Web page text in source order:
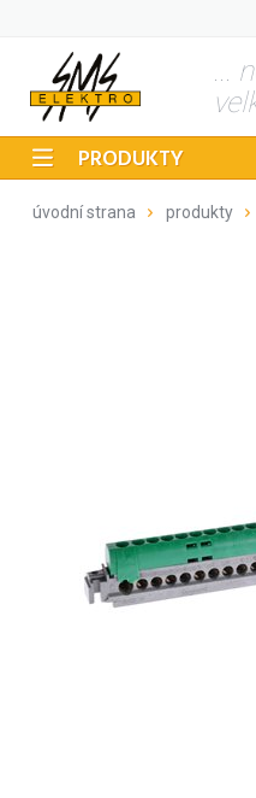
...
PRODUKTY
úvodní strana produkty